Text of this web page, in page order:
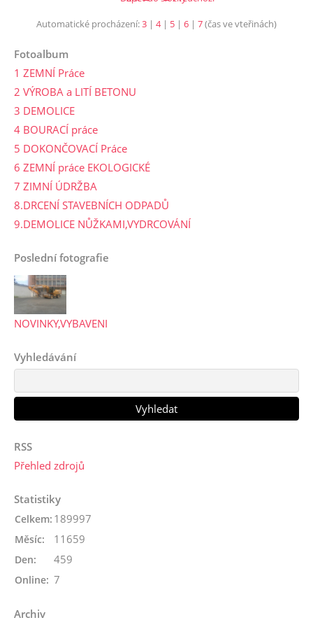
Automatické procházení:3 | 4| 5 | 6 | 7(čas ve vteřinách)
Fotoalbum
1 ZEMNÍ Práce
2 VÝROBA a LITÍ BETONU
3 DEMOLICE
4 BOURACÍ práce
5 DOKONČOVACÍ Práce
6 ZEMNÍ práce EKOLOGICKÉ
7 ZIMNÍ ÚDRŽBA
8.DRCENÍ STAVEBNÍCH ODPADŮ
9.DEMOLICE NŮŽKAMI,VYDRCOVÁNÍ
Poslední fotografie
NOVINKY,VYBAVENI
Vyhledávání
RSS
Přehled zdrojů
Statistiky
Online: 7
Celkem: 189997
Měsíc: 11659
Den: 459
Archiv